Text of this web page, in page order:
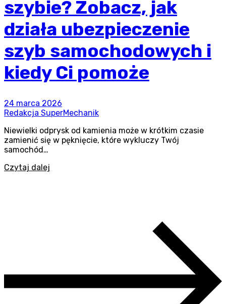
szybie? Zobacz, jak
działa ubezpieczenie
szyb samochodowych i
kiedy Ci pomoże
24 marca 2026
Redakcja SuperMechanik
Niewielki odprysk od kamienia może w krótkim czasie
zamienić się w pęknięcie, które wykluczy Twój
samochód…
Czytaj dalej